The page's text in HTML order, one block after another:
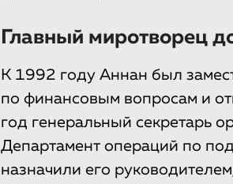
Главный миротворец
К 1992 году Аннан был
по финансовым вопросам и
год генеральный секретарь
Департамент операций по
назначили его